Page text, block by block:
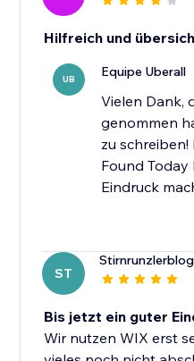
Hilfreich und
UB Equipe Uberall
Vielen Dank,
genommen
zu schreiben!
Found
Eindruck
ST
Stirnrunzlerblog
Bis jetzt ein guter
Wir nutzen WIX erst